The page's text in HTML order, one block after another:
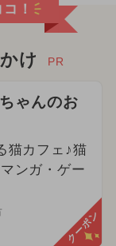
！
け PR
ゃんのお
猫カフェ♪猫
ンガ・ゲー
クーポン